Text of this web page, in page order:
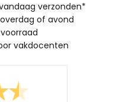
verzonden*
of avond
vakdocenten